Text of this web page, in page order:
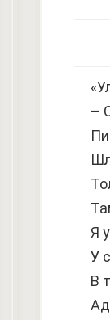
–
Я
У
В